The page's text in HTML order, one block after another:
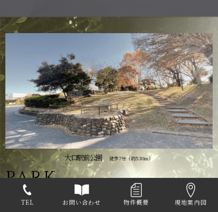
物件概要 現地案内図
お問い合わせ
TEL
大口駅前公園 徒歩7分（約530m）
PARK
緑豊かな園内で、ゆったりとした時間を過ごせる